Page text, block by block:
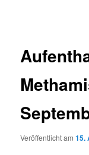
Veröffentlicht am15.